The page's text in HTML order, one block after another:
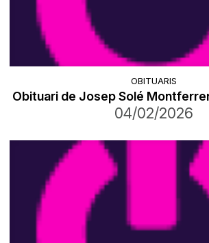
OBITUARIS
Obituari de Josep Solé
04/02/2026